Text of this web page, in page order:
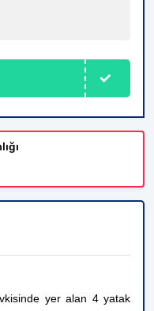
yer alan 4 yatak